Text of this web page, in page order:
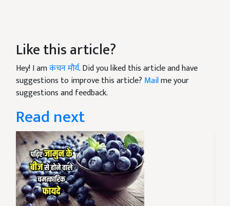
Like this article?
Hey! I amकंचन मौर्य. Did you liked this article and have
suggestions to improve this article? Mailme your
suggestions and feedback.
Read next